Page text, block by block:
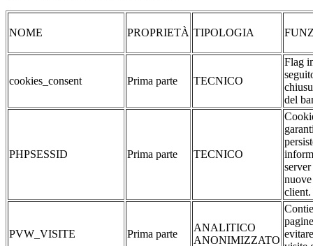
NOME PROPRIETÀ TIPOLOGIA
cookies_consent Prima parte TECNICO
Flag
del
PHPSESSID Prima parte TECNICO
client.
PVW_VISITE Prima parte
ANALITICO
ANONIMIZZATO